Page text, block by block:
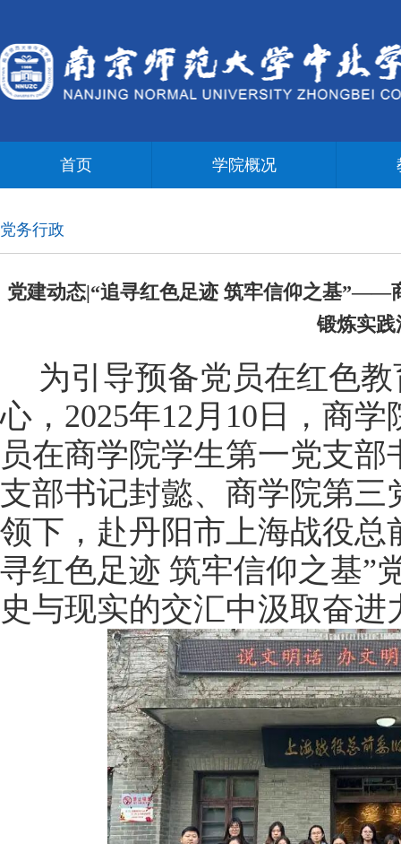
首页 学院概况
党务行政
党建动态|“追寻红色足迹 筑牢信仰之基”——
锻炼实践
为引导预备党员在红色
心， 2025年12 月 10 日，商学
员在商学院学生第一党支
支部书记封懿、商学院第
领下，赴丹阳市上海战役总
寻红色足迹 筑牢信仰之基”
史与现实的交汇中汲取奋进